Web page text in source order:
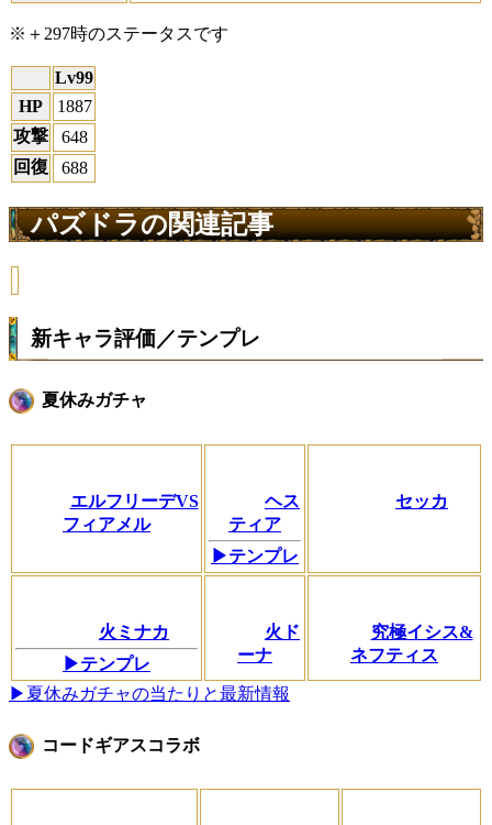
※＋297時のステータスです
Lv99
HP
1887
攻撃
648
回復
688
パズドラの関連記事
新キャラ評価／テンプレ
夏休みガチャ
エルフリーデVS
フィアメル
ヘス
ティア
▶テンプレ
セッカ
火ミナカ
▶テンプレ
火ド
ーナ
究極イシス&
ネフティス
▶夏休みガチャの当たりと最新情報
コードギアスコラボ